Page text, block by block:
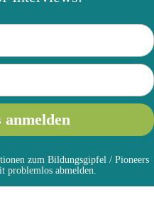
zum Bildungsgipfel / Pioneers
problemlos abmelden.